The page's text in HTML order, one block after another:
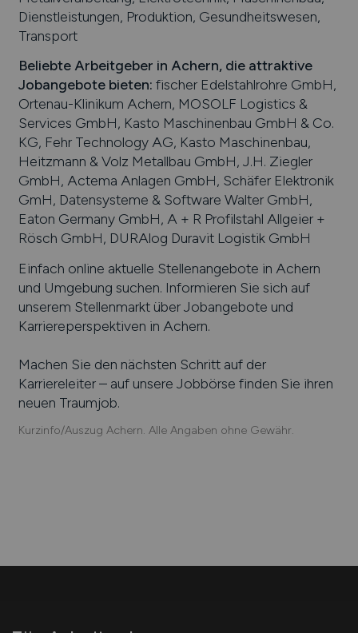
Dienstleistungen, Produktion, Gesundheitswesen,
Transport
Beliebte Arbeitgeber in Achern, die attraktive
Jobangebote bieten: fischer Edelstahlrohre GmbH,
Ortenau-Klinikum Achern, MOSOLF Logistics &
Services GmbH, Kasto Maschinenbau GmbH & Co.
KG, Fehr Technology AG, Kasto Maschinenbau,
Heitzmann & Volz Metallbau GmbH, J.H. Ziegler
GmbH, Actema Anlagen GmbH, Schäfer Elektronik
GmH, Datensysteme & Software Walter GmbH,
Eaton Germany GmbH, A + R Profilstahl Allgeier +
Rösch GmbH, DURAlog Duravit Logistik GmbH
Einfach online aktuelle Stellenangebote in Achern
und Umgebung suchen. Informieren Sie sich auf
unserem Stellenmarkt über Jobangebote und
Karriereperspektiven in Achern.
Machen Sie den nächsten Schritt auf der
Karriereleiter – auf unsere Jobbörse finden Sie ihren
neuen Traumjob.
Kurzinfo/Auszug Achern. Alle Angaben ohne Gewähr.